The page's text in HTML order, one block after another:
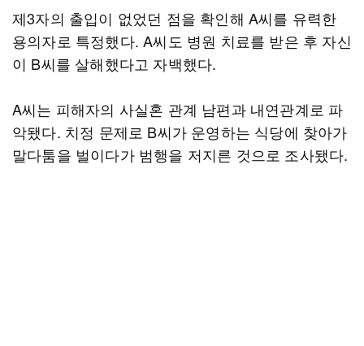
제3자의 출입이 없었던 점을 확인해 A씨를 유력한
용의자로 특정했다. A씨도 병원 치료를 받은 후 자신
이 B씨를 살해했다고 자백했다.
A씨는 피해자의 사실혼 관계 남편과 내연관계로 파
악됐다. 치정 문제로 B씨가 운영하는 식당에 찾아가
말다툼을 벌이다가 범행을 저지른 것으로 조사됐다.